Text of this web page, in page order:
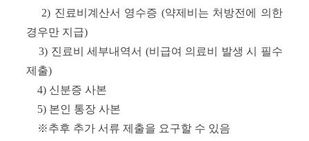
2) 진료비계산서 영수증 (약제비는 처방전에 의한
경우만 지급)
3) 진료비 세부내역서 (비급여 의료비 발생 시 필수
제출)
4) 신분증 사본
5) 본인 통장 사본
※추후 추가 서류 제출을 요구할 수 있음